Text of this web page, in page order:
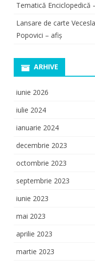
Tematică Enciclopedică
Lansare de carte
Popovici – afiș
ARHIVE
iunie 2026
iulie 2024
ianuarie 2024
decembrie 2023
octombrie 2023
septembrie 2023
iunie 2023
mai 2023
aprilie 2023
martie 2023